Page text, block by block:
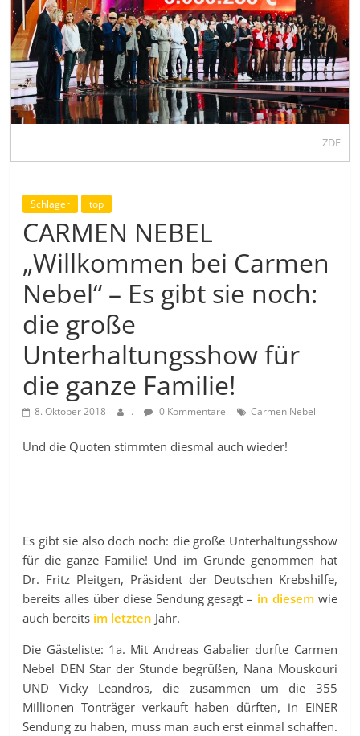
ZDF
Schlager top
CARMEN NEBEL
„Willkommen bei Carmen
Nebel“ – Es gibt sie noch:
die große
Unterhaltungsshow für
die ganze Familie!
8. Oktober 2018 . 0 Kommentare Carmen Nebel
Und die Quoten stimmten diesmal auch wieder!
Es gibt sie also doch noch: die große Unterhaltungsshow
für die ganze Familie! Und im Grunde genommen hat
Dr. Fritz Pleitgen, Präsident der Deutschen Krebshilfe,
bereits alles über diese Sendung gesagt – in diesemwie
auch bereits im letzten Jahr.
Die Gästeliste: 1a. Mit Andreas Gabalier durfte Carmen
Nebel DEN Star der Stunde begrüßen, Nana Mouskouri
UND Vicky Leandros, die zusammen um die 355
Millionen Tonträger verkauft haben dürften, in EINER
Sendung zu haben, muss man auch erst einmal schaffen.